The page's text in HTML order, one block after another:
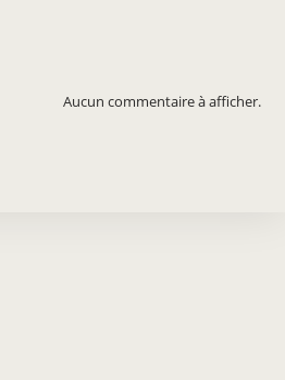
Aucun commentaire à afficher.